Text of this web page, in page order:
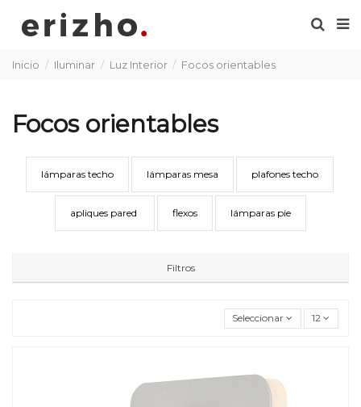
Inicio Iluminar Luz Interior Focos orientables
Focos orientables
lámparas techo lámparas mesa plafones techo
apliques pared flexos lámparas pie
Filtros
Seleccionar 12